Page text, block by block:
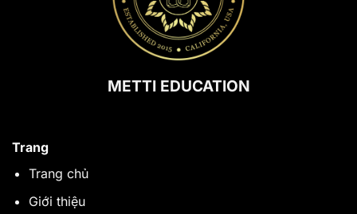
METTI EDUCATION
Trang
Trang chủ
Giới thiệu